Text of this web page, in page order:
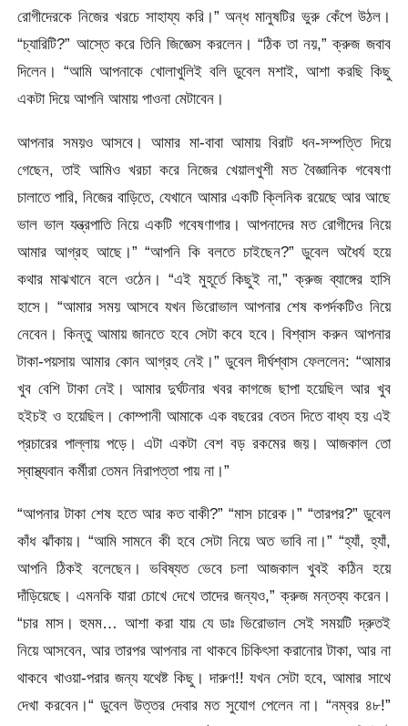
রোগীদেরকে নিজের খরচে সাহায্য করি।” অন্ধ মানুষটির ভুরু কেঁপে উঠল।
“চ্যারিটি?” আস্তে করে তিনি জিজ্ঞেস করলেন। “ঠিক তা নয়,” ক্রুজ জবাব
দিলেন। “আমি আপনাকে খোলাখুলিই বলি ডুবেল মশাই, আশা করছি কিছু
একটা দিয়ে আপনি আমায় পাওনা মেটাবেন।
আপনার সময়ও আসবে। আমার মা-বাবা আমায় বিরাট ধন-সম্পত্তি দিয়ে
গেছেন, তাই আমিও খরচা করে নিজের খেয়ালখুশী মত বৈজ্ঞানিক গবেষণা
চালাতে পারি, নিজের বাড়িতে, যেখানে আমার একটি ক্লিনিক রয়েছে আর আছে
ভাল ভাল যন্ত্রপাতি নিয়ে একটি গবেষণাগার। আপনাদের মত রোগীদের নিয়ে
আমার আগ্রহ আছে।” “আপনি কি বলতে চাইছেন?” ডুবেল অধৈর্য হয়ে
কথার মাঝখানে বলে ওঠেন। “এই মুহূর্তে কিছুই না,” ক্রুজ ব্যাঙ্গের হাসি
হাসে। “আমার সময় আসবে যখন ভিরোভাল আপনার শেষ কপর্দকটিও নিয়ে
নেবেন। কিন্তু আমায় জানতে হবে সেটা কবে হবে। বিশ্বাস করুন আপনার
টাকা-পয়সায় আমার কোন আগ্রহ নেই।” ডুবেল দীর্ঘশ্বাস ফেললেন: “আমার
খুব বেশি টাকা নেই। আমার দুর্ঘটনার খবর কাগজে ছাপা হয়েছিল আর খুব
হইচই ও হয়েছিল। কোম্পানী আমাকে এক বছরের বেতন দিতে বাধ্য হয় এই
প্রচারের পাল্লায় পড়ে। এটা একটা বেশ বড় রকমের জয়। আজকাল তো
স্বাস্থ্যবান কর্মীরা তেমন নিরাপত্তা পায় না।”
“আপনার টাকা শেষ হতে আর কত বাকী?” “মাস চারেক।” “তারপর?” ডুবেল
কাঁধ ঝাঁকায়। “আমি সামনে কী হবে সেটা নিয়ে অত ভাবি না।” “হ্যাঁ, হ্যাঁ,
আপনি ঠিকই বলেছেন। ভবিষ্যত ভেবে চলা আজকাল খুবই কঠিন হয়ে
দাঁড়িয়েছে। এমনকি যারা চোখে দেখে তাদের জন্যও,” ক্রুজ মন্তব্য করেন।
“চার মাস। হুমম… আশা করা যায় যে ডাঃ ভিরোভাল সেই সময়টি দ্রুতই
নিয়ে আসবেন, আর তারপর আপনার না থাকবে চিকিৎসা করানোর টাকা, আর না
থাকবে খাওয়া-পরার জন্য যথেষ্ট কিছু। দারুণ!! যখন সেটা হবে, আমার সাথে
দেখা করবেন।“ ডুবেল উত্তর দেবার মত সুযোগ পেলেন না। “নম্বর ৪৮!”